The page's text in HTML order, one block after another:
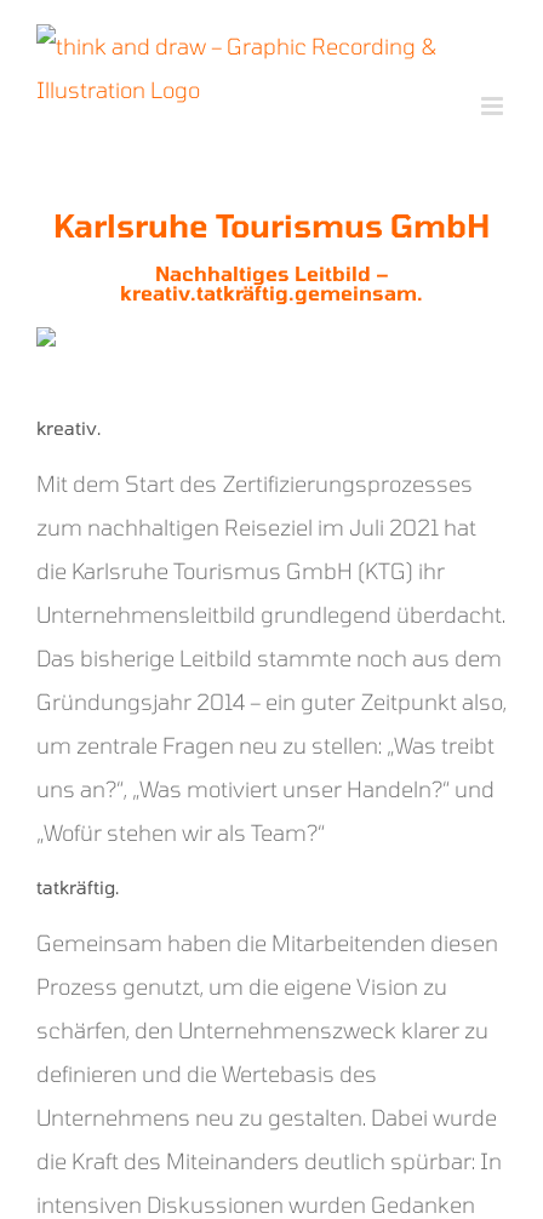
Zum
Karlsruhe Tourismus GmbH
Nachhaltiges Leitbild –
kreativ.tatkräftig.gemeinsam.
kreativ.
Mit dem Start des Zertifizierungsprozesses
zum nachhaltigen Reiseziel im Juli 2021 hat
die Karlsruhe Tourismus GmbH (KTG) ihr
Unternehmensleitbild grundlegend überdacht.
Das bisherige Leitbild stammte noch aus dem
Gründungsjahr 2014 – ein guter Zeitpunkt also,
um zentrale Fragen neu zu stellen: „Was treibt
uns an?“, „Was motiviert unser Handeln?“ und
„Wofür stehen wir als Team?“
tatkräftig.
Gemeinsam haben die Mitarbeitenden diesen
Prozess genutzt, um die eigene Vision zu
schärfen, den Unternehmenszweck klarer zu
definieren und die Wertebasis des
Unternehmens neu zu gestalten. Dabei wurde
die Kraft des Miteinanders deutlich spürbar: In
intensiven Diskussionen wurden Gedanken